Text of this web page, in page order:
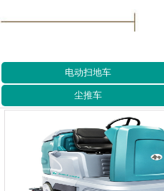
电动扫地车
尘推车